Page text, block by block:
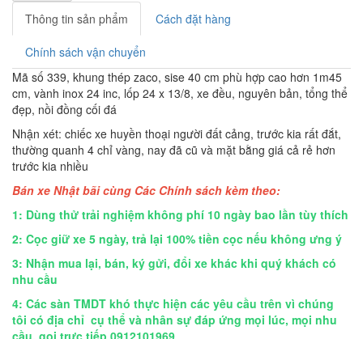
Thông tin sản phẩm
Cách đặt hàng
Chính sách vận chuyển
Mã số 339, khung thép zaco, sise 40 cm phù hợp cao hơn 1m45
cm, vành inox 24 inc, lốp 24 x 13/8, xe đều, nguyên bản, tổng thể
đẹp, nồi đồng cối đá
Nhận xét: chiếc xe huyền thoại người đất cảng, trước kia rất đắt,
thường quanh 4 chỉ vàng, nay đã cũ và mặt bằng giá cả rẻ hơn
trước kia nhiều
Bán xe Nhật bãi cùng Các Chính sách kèm theo:
1: Dùng thử trải nghiệm không phí 10 ngày bao lần tùy thích
2: Cọc giữ xe 5 ngày, trả lại 100% tiền cọc nếu không ưng ý
3: Nhận mua lại, bán, ký gửi, đổi xe khác khi quý khách có
nhu cầu
4: Các sàn TMDT khó thực hiện các yêu cầu trên vì chúng
tôi có địa chỉ cụ thể và nhân sự đáp ứng mọi lúc, mọi nhu
cầu, gọi trực tiếp 0912101969